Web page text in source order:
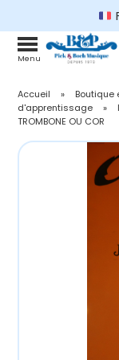
Menu
Accueil » Boutique
d'apprentissage
»
TROMBONE OU COR